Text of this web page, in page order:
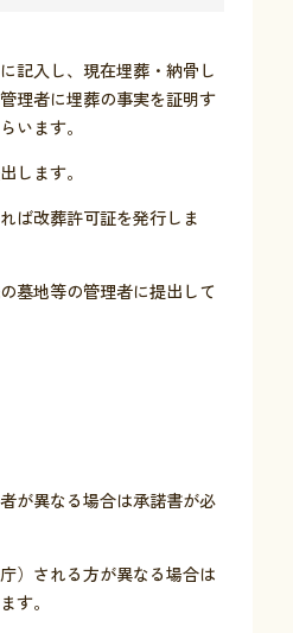
記入し、現在埋葬・納骨し
理者に埋葬の事実を証明す
います。
します。
ば改葬許可証を発行しま
墓地等の管理者に提出して
が異なる場合は承諾書が必
）される方が異なる場合は
す。